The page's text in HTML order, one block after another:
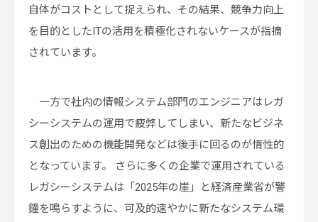
自体がコストとして捉えられ、その結果、競争力向上
を目的としたITの活用を積極化されないケースが指摘
されています。
一方で社内の情報システム部門のエンジニアはレガ
シーシステムの運用で疲弊してしまい、新たなビジネ
ス創出のための機能開発などは後手に回るのが惰性的
となっています。 さらに多くの企業で運用されている
レガシーシステムは「2025年の崖」と経済産業省が警
鐘を鳴らすように、可及的速やかに新たなシステム環